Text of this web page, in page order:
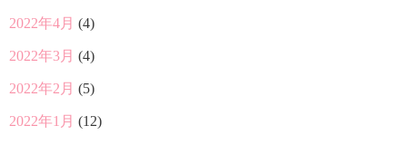
2022年4月 (4)
2022年3月 (4)
2022年2月 (5)
2022年1月 (12)